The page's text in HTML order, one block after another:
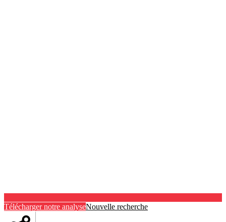
Télécharger notre analyseNouvelle recherche